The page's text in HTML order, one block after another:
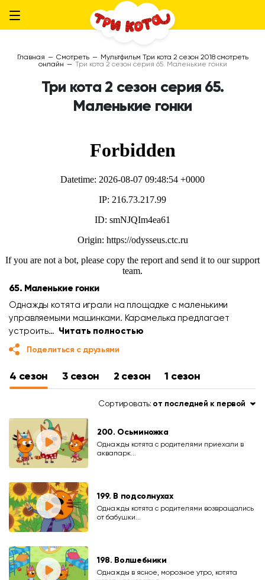
Главная — Смотреть — Мультфильм Три кота 2 сезон 2018 смотреть
онлайн — Три кота 2 сезон серия 65. Маленькие гонки
Три кота 2 сезон серия 65.
Маленькие гонки
65. Маленькие гонки
Однажды котята играли на площадке с маленькими
управляемыми машинками. Карамелька предлагает
устроить… Читать полностью
Поделиться с друзьями
4 сезон 3 сезон 2 сезон 1 сезон
Сортировать: от последней к первой
200. Осьминожка
Однажды котята с родителями приехали в
аквапарк...
199. В подсолнухах
Однажды котята с родителями возвращались
от бабушки...
198. Волшебники
Однажды в ясное, морозное утро, котята